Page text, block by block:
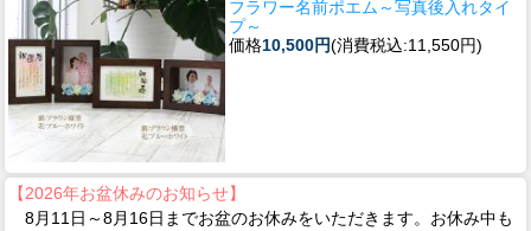
フラワー名前ポエム～写真後入れタイ
プ～
価格10,500円(消費税込:11,550円)
【2026年お盆休みのお知らせ】
8月11日～8月16日までお盆のお休みをいただきます。お休み中も